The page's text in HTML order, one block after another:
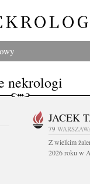
nekrologi
JACEK
79
Z wielkim
2026 roku w